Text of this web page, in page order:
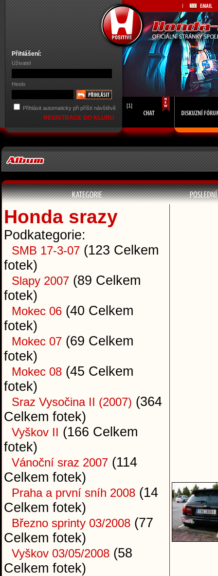
Přihlášení:
Uživatel
Heslo
Přihlásit automaticky při příští návštěvě
REGISTRACE DO KLUBU
[1]
Honda srazy
Podkategorie:
SMB 17-3-07 (123 Celkem
fotek)
Slapy 2007 (89 Celkem
fotek)
Mokec 06 (40 Celkem
fotek)
Mokec 07 (69 Celkem
fotek)
Mokec 08 (45 Celkem
fotek)
Sraz Vysočina II (2007) (364
Celkem fotek)
Vyškov II (166 Celkem
fotek)
Vánoční sraz 2007 (114
Celkem fotek)
Praha a první sníh 2008 (14
Celkem fotek)
Březno sprinty 03/2008 (77
Celkem fotek)
Vyškov 03/05/2008 (58
Celkem fotek)